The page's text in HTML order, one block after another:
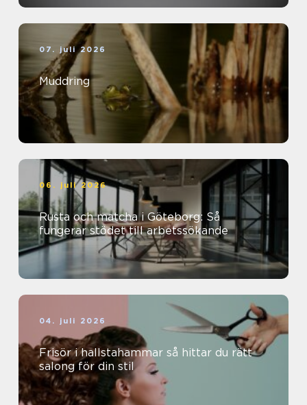
07. juli 2026
Muddring
06. juli 2026
Rusta och matcha i Göteborg: Så
fungerar stödet till arbetssökande
04. juli 2026
Frisör i hallstahammar så hittar du rätt
salong för din stil